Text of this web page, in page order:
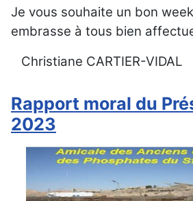
Je vous souhaite un bon
embrasse à tous bien
Christiane CARTIER-VIDAL
Rapport moral du
2023